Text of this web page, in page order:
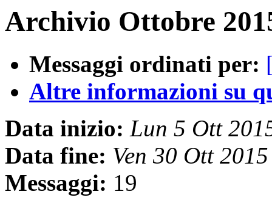
Archivio Ottobre
Messaggi ordinati per:
Altre informazioni su
Data inizio: Lun 5 Ott
Data fine: Ven 30 Ott
Messaggi: 19